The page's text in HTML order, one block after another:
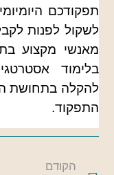
תפקודכם
לשקול לפנות
מאנשי מקצוע
בלימוד
להקלה בתחושת
התפקוד.
הקודם